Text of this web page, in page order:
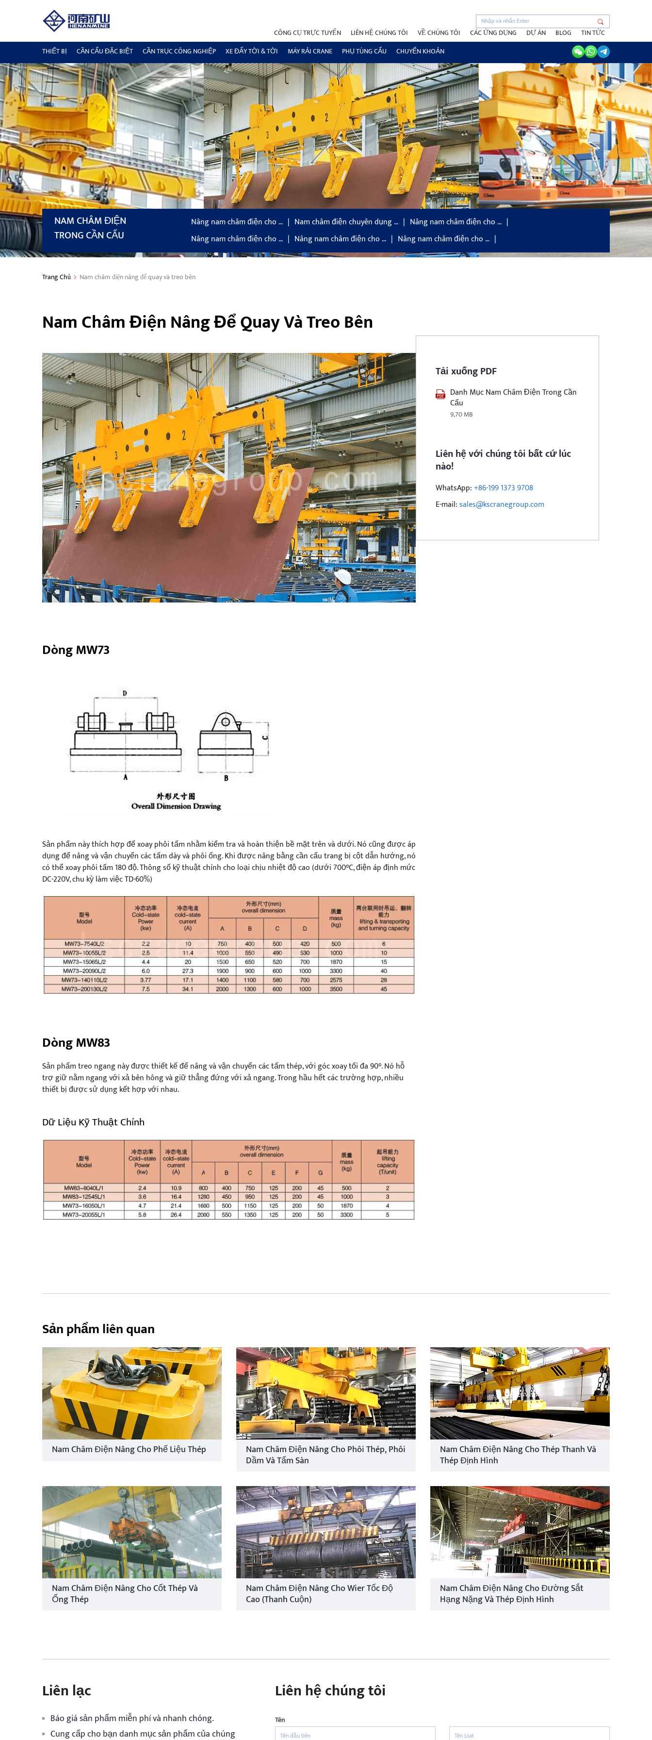
CÔNG CỤ TRỰC TUYẾN LIÊN HỆ CHÚNG TÔI VỀ CHÚNG TÔI CÁC ỨNG DỤNG DỰ ÁN BLOG
TIN TỨC
THIẾT BỊ
CẦN CẨU ĐẶC BIỆT CẦN TRỤC CÔNG NGHIỆP XE ĐẨY TỜI & TỜI MÁY RẢI CRANE PHỤ TÙNG CẨU CHUYỂN KHOẢN
NAM CHÂM ĐIỆN
TRONG CẦN CẨU
Nâng nam châm điện cho … Nam châm điện chuyên dụng …
Nâng nam châm điện cho …
Nâng nam châm điện cho …
Nâng nam châm điện cho … Nâng nam châm điện cho …
Trang Chủ Nam châm điện nâng để quay và treo bên
Nam Châm Điện Nâng Để Quay Và Treo Bên
Dòng MW73
Sản phẩm này thích hợp để xoay phôi tấm nhằm kiểm tra và hoàn thiện bề mặt trên và dưới. Nó cũng được áp
dụng để nâng và vận chuyển các tấm dày và phôi ống. Khi được nâng bằng cần cẩu trang bị cột dẫn hướng, nó
có thể xoay phôi tấm 180 độ. Thông số kỹ thuật chính cho loại chịu nhiệt độ cao (dưới 700°C, điện áp định mức
DC-220V, chu kỳ làm việc TD-60%)
Dòng MW83
Sản phẩm treo ngang này được thiết kế để nâng và vận chuyển các tấm thép, với góc xoay tối đa 90°. Nó hỗ
trợ giữ nằm ngang với xả bên hông và giữ thẳng đứng với xả ngang. Trong hầu hết các trường hợp, nhiều
thiết bị được sử dụng kết hợp với nhau.
Dữ Liệu Kỹ Thuật Chính
Tải xuống PDF
Danh Mục Nam Châm Điện Trong Cần
Cẩu
9,70 MB
Liên hệ với chúng tôi bất cứ lúc
nào!
WhatsApp:+86-199 1373 9708
E-mail:sales@kscranegroup.com
Sản phẩm liên quan
Nam Châm Điện Nâng Cho Phế Liệu Thép Nam Châm Điện Nâng Cho Phôi Thép, Phôi
Dầm Và Tấm Sàn
Nam Châm Điện Nâng Cho Thép Thanh Và
Thép Định Hình
Nam Châm Điện Nâng Cho Cốt Thép Và
Ống Thép
Nam Châm Điện Nâng Cho Wier Tốc Độ
Cao (Thanh Cuộn)
Nam Châm Điện Nâng Cho Đường Sắt
Hạng Nặng Và Thép Định Hình
Liên lạc
Báo giá sản phẩm miễn phí và nhanh chóng.
Cung cấp cho bạn danh mục sản phẩm của chúng
Liên hệ chúng tôi
Tên